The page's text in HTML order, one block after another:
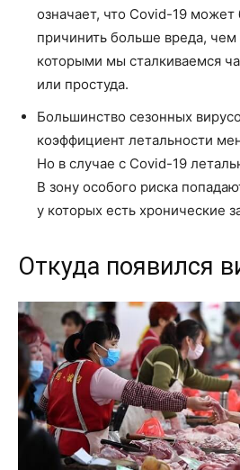
означает, что Covid-19 может
причинить больше вреда, чем
которыми мы сталкиваемся
или простуда.
Большинство сезонных
коэффициент летальности
Но в случае с Covid-19
В зону особого риска
у которых есть хронические
Откуда появился